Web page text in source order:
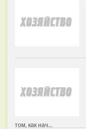
том, как нач...